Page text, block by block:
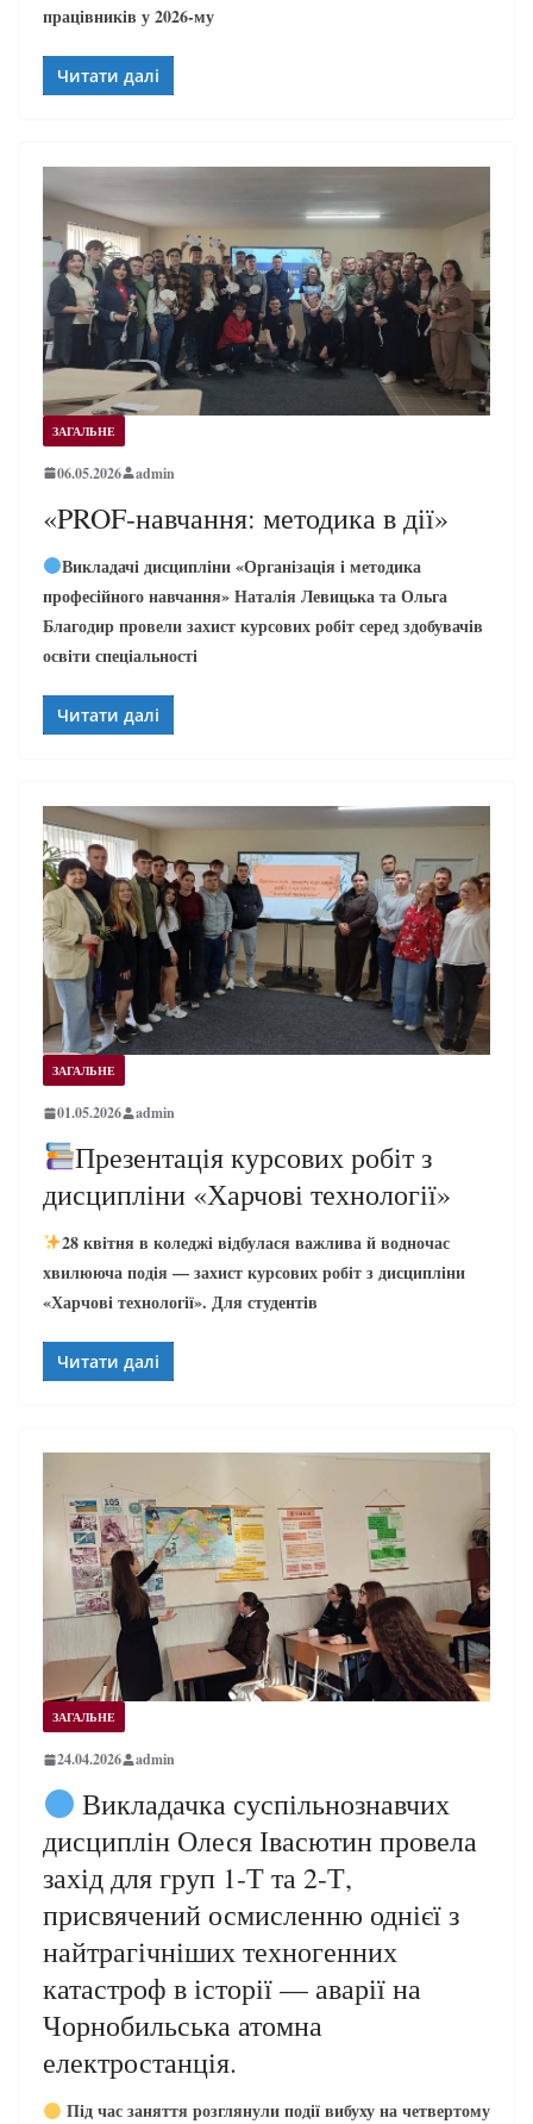
працівників у 2026-му
Читати далі
ЗАГАЛЬНЕ
06.05.2026 admin
«PROF-навчання: методика в дії»
Викладачі дисципліни «Організація і методика
професійного навчання» Наталія Левицька та Ольга
Благодир провели захист курсових робіт серед здобувачів
освіти спеціальності
Читати далі
ЗАГАЛЬНЕ
01.05.2026 admin
Презентація курсових робіт з
дисципліни «Харчові технології»
28 квітня в коледжі відбулася важлива й водночас
хвилююча подія — захист курсових робіт з дисципліни
«Харчові технології». Для студентів
Читати далі
ЗАГАЛЬНЕ
24.04.2026 admin
Викладачка суспільнознавчих
дисциплін Олеся Івасютин провела
захід для груп 1-Т та 2-Т,
присвячений осмисленню однієї з
найтрагічніших техногенних
катастроф в історії — аварії на
Чорнобильська атомна
електростанція.
Під час заняття розглянули події вибуху на четвертому